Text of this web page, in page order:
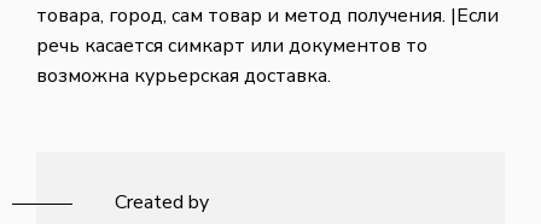
товара, город, сам товар и метод получения. |Если
речь касается симкарт или документов то
возможна курьерская доставка.
Created by